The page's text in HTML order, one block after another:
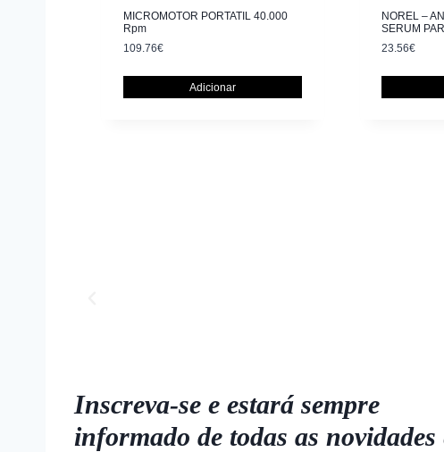
MICROMOTOR PORTATIL 40.000
Rpm
109.76€
Adicionar
NOREL –
SERUM
23.56€
Inscreva-se e estará sempre
informado de todas as novidades